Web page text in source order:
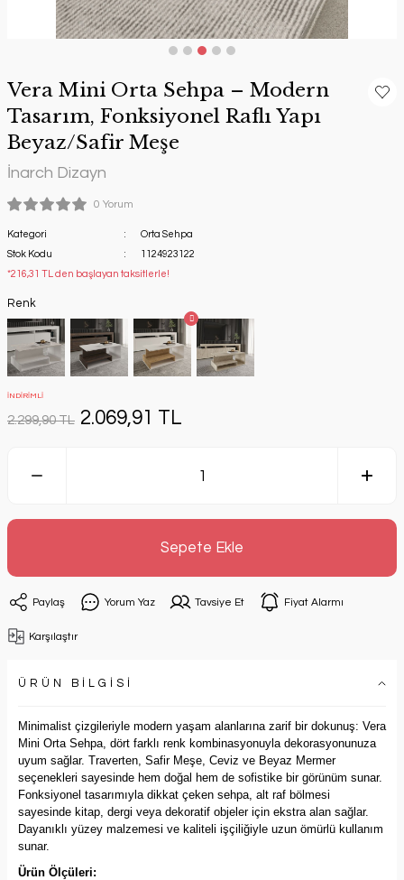
Vera Mini Orta Sehpa – Modern
Tasarım, Fonksiyonel Raflı Yapı
Beyaz/Safir Meşe
İnarch Dizayn
0 Yorum
Kategori
Orta Sehpa
Stok Kodu
1124923122
*216,31 TL den başlayan taksitlerle!
Renk
İNDİRİMLİ
2.299,90 TL 2.069,91 TL
Sepete Ekle
Paylaş Yorum Yaz Tavsiye Et Fiyat Alarmı
Karşılaştır
ÜRÜN BİLGİSİ
Minimalist çizgileriyle modern yaşam alanlarına zarif bir dokunuş: Vera
Mini Orta Sehpa, dört farklı renk kombinasyonuyla dekorasyonunuza
uyum sağlar. Traverten, Safir Meşe, Ceviz ve Beyaz Mermer
seçenekleri sayesinde hem doğal hem de sofistike bir görünüm sunar.
Fonksiyonel tasarımıyla dikkat çeken sehpa, alt raf bölmesi
sayesinde kitap, dergi veya dekoratif objeler için ekstra alan sağlar.
Dayanıklı yüzey malzemesi ve kaliteli işçiliğiyle uzun ömürlü kullanım
sunar.
Ürün Ölçüleri:
Kutuları